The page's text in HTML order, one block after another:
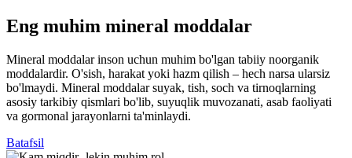
Eng muhim mineral moddalar
Mineral moddalar inson uchun muhim bo'lgan tabiiy noorganik
moddalardir. O'sish, harakat yoki hazm qilish – hech narsa ularsiz
bo'lmaydi. Mineral moddalar suyak, tish, soch va tirnoqlarning
asosiy tarkibiy qismlari bo'lib, suyuqlik muvozanati, asab faoliyati
va gormonal jarayonlarni ta'minlaydi.
Batafsil